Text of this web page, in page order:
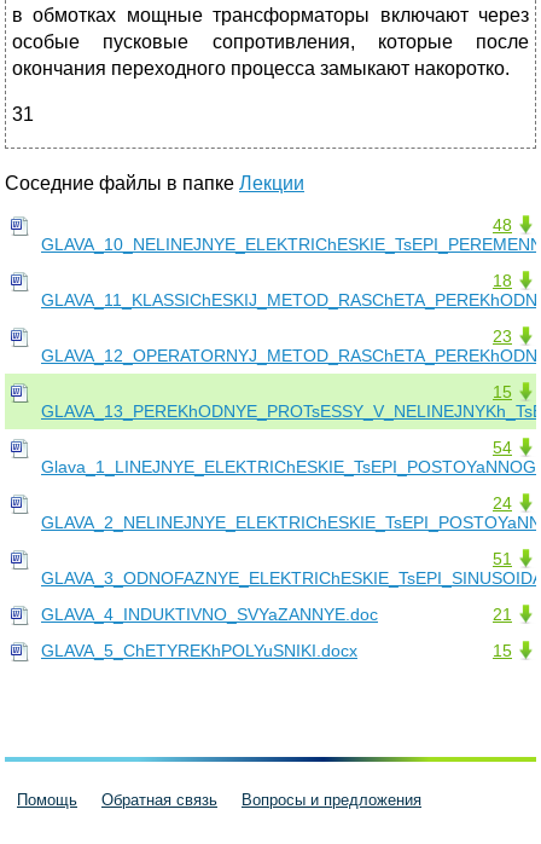
в обмотках мощные трансформаторы включают через
особые пусковые сопротивления, которые после
окончания переходного процесса замыкают накоротко.
31
Соседние файлы в папке Лекции
48
18
23
15
54
24
51
21
GLAVA_4_INDUKTIVNO_SVYaZANNYE.doc
15
GLAVA_5_ChETYREKhPOLYuSNIKI.docx
Помощь Обратная связь Вопросы и предложения